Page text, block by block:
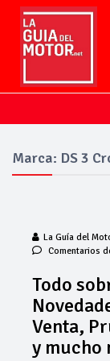
Marca: DS 3
La Guía del
Comentarios
Todo
Venta,
y mucho